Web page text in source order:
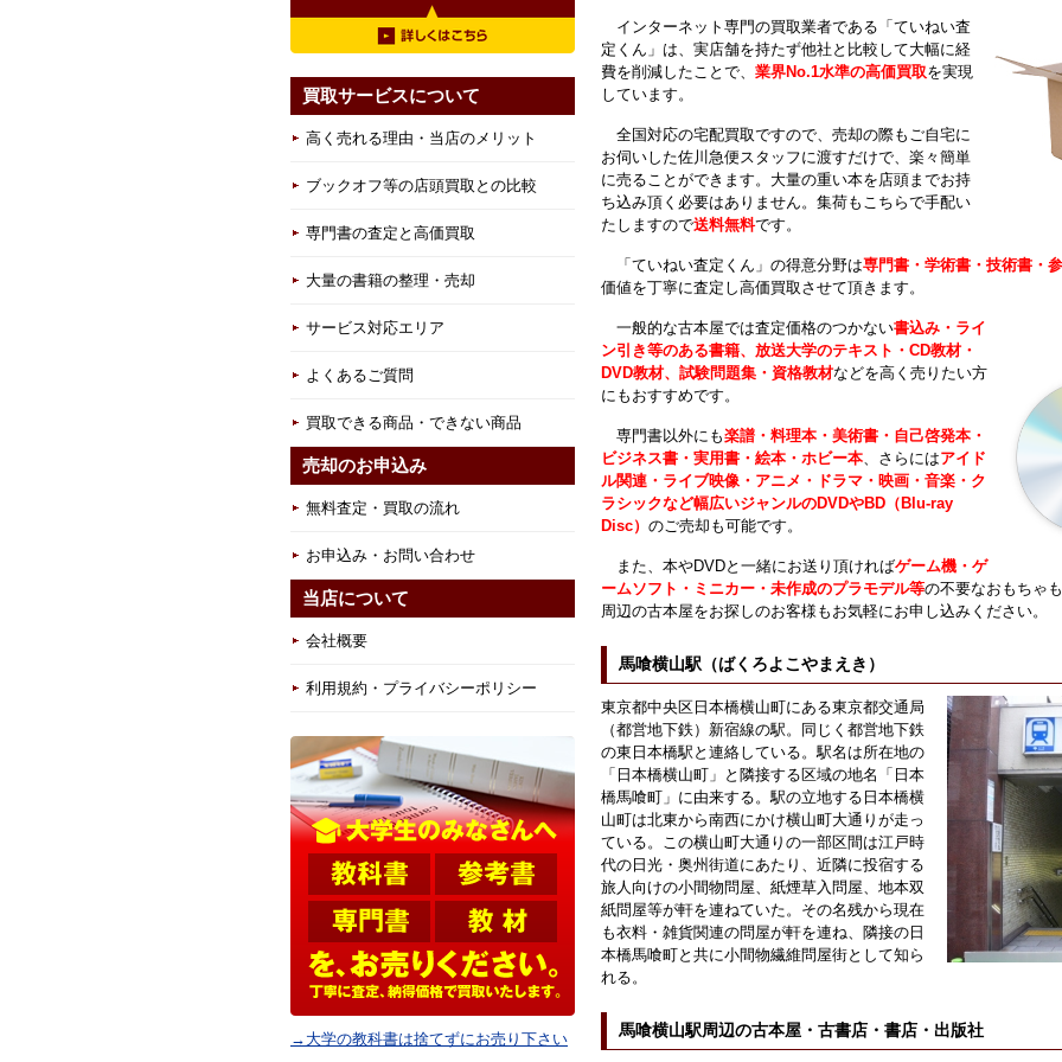
インターネット専門の買取業者である「ていねい査
定くん」は、実店舗を持たず他社と比較して大幅に経
費を削減したことで、 業界No.1水準の高価買取を実現
しています。
全国対応の宅配買取ですので、売却の際もご自宅に
お伺いした佐川急便スタッフに渡すだけで、楽々簡単
に売ることができます。大量の重い本を店頭までお持
ち込み頂く必要はありません。集荷もこちらで手配い
たしますので送料無料です。
「ていねい査定くん」の得意分野は専門書・学術書・技術書・
価値を丁寧に査定し高価買取させて頂きます。
一般的な古本屋では査定価格のつかない書込み・ライ
ン引き等のある書籍、放送大学のテキスト・CD教材・
DVD教材、試験問題集・資格教材などを高く売りたい方
にもおすすめです。
専門書以外にも楽譜・料理本・美術書・自己啓発本・
ビジネス書・実用書・絵本・ホビー本、さらにはアイド
ル関連・ライブ映像・アニメ・ドラマ・映画・音楽・ク
ラシックなど幅広いジャンルのDVDやBD（Blu-ray
Disc） のご売却も可能です。
また、本やDVDと一緒にお送り頂ければゲーム機・ゲ
ームソフト・ミニカー・未作成のプラモデル等の不要なおもちゃ
周辺の古本屋をお探しのお客様もお気軽にお申し込みください。
馬喰横山駅（ばくろよこやまえき）
東京都中央区日本橋横山町にある東京都交通局
（都営地下鉄）新宿線の駅。同じく都営地下鉄
の東日本橋駅と連絡している。駅名は所在地の
「日本橋横山町」と隣接する区域の地名「日本
橋馬喰町」に由来する。駅の立地する日本橋横
山町は北東から南西にかけ横山町大通りが走っ
ている。この横山町大通りの一部区間は江戸時
代の日光・奥州街道にあたり、近隣に投宿する
旅人向けの小間物問屋、紙煙草入問屋、地本双
紙問屋等が軒を連ねていた。その名残から現在
も衣料・雑貨関連の問屋が軒を連ね、隣接の日
本橋馬喰町と共に小間物繊維問屋街として知ら
れる。
馬喰横山駅周辺の古本屋・古書店・書店・出版社
買取サービスについて
高く売れる理由・当店のメリット
ブックオフ等の店頭買取との比較
専門書の査定と高価買取
大量の書籍の整理・売却
サービス対応エリア
よくあるご質問
買取できる商品・できない商品
売却のお申込み
無料査定・買取の流れ
お申込み・お問い合わせ
当店について
会社概要
利用規約・プライバシーポリシー
→大学の教科書は捨てずにお売り下さい